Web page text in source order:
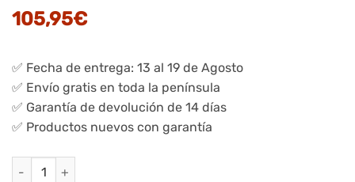
105,95€
✅ Fecha de entrega: 13 al 19 de Agosto
✅ Envío gratis en toda la península
✅ Garantía de devolución de 14 días
✅ Productos nuevos con garantía
Silla de comedor tapizada con reposabrazos cantidad